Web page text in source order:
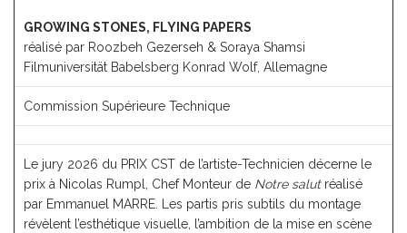
GROWING STONES, FLYING PAPERS
réalisé par Roozbeh Gezerseh & Soraya Shamsi
Filmuniversität Babelsberg Konrad Wolf, Allemagne
Commission Supérieure Technique
Le jury 2026 du PRIX CST de l’artiste-Technicien décerne le
prix à Nicolas Rumpl, Chef Monteur de Notre salutréalisé
par Emmanuel MARRE. Les partis pris subtils du montage
révèlent l’esthétique visuelle, l’ambition de la mise en scène